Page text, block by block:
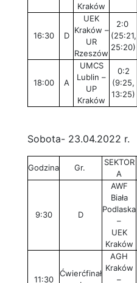
Kraków
16:30 D
UEK
Kraków –
UR
Rzeszów
2:0
(25:21,
25:20)
18:00 A
UMCS
Lublin –
UP
Kraków
0:2
(9:25,
13:25)
Sobota- 23.04.2022 r.
Godzina Gr.
SEKTOR
A
9:30 D
AWF
Biała
Podlaska
–
UEK
Kraków
11:30
Ćwierćfinał
AGH
Kraków
–